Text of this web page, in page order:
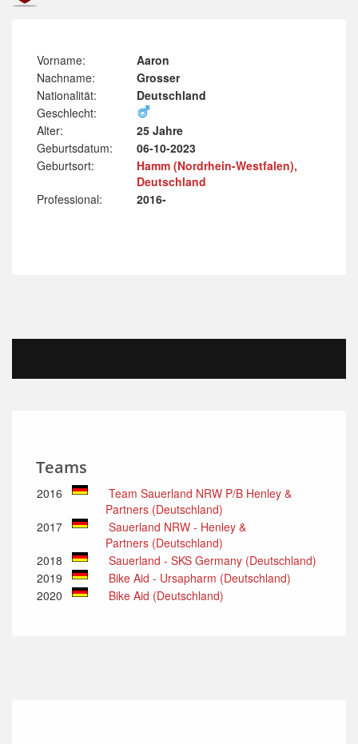
Vorname:
Aaron
Nachname:
Grosser
Nationalität:
Deutschland
Geschlecht:
Alter:
25 Jahre
Geburtsdatum:
06-10-2023
Geburtsort:
Hamm (Nordrhein-Westfalen),
Deutschland
Professional:
2016-
Teams
2016
Team Sauerland NRW P/B Henley &
Partners (Deutschland)
2017
Sauerland NRW - Henley &
Partners (Deutschland)
2018
Sauerland - SKS Germany (Deutschland)
2019
Bike Aid - Ursapharm (Deutschland)
2020
Bike Aid (Deutschland)